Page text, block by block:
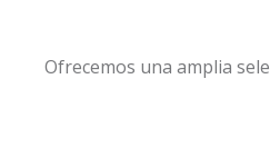
Ofrecemos una amplia